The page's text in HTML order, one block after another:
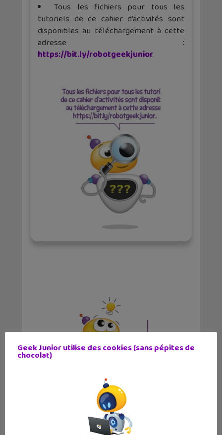
Tous les fichiers pour tous les
tutoriels de ce cahier d’activités sont
disponibles au téléchargement à cette
adresse :
https://bit.ly/robotgeekjunior.
Victor Wembanyama sur la jaquette
mondiale de NBA 2K27 !
Geek Junior utilise des cookies (sans pépites de
chocolat)